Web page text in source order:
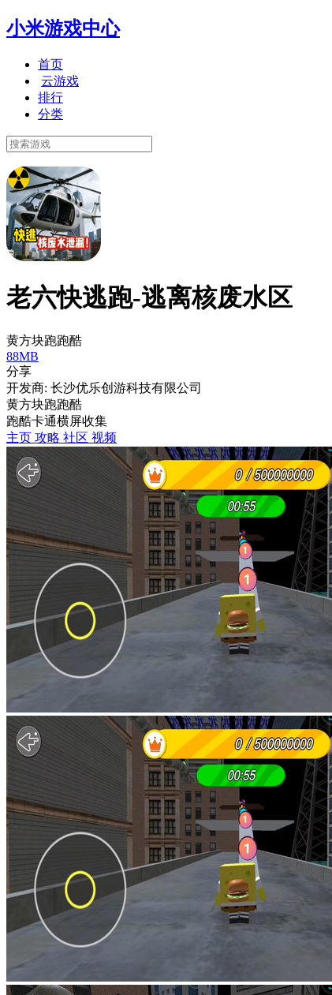
小米游戏中心
首页
云游戏
排行
分类
老六快逃跑-逃离核废水区
黄方块跑跑酷
88MB
分享
开发商: 长沙优乐创游科技有限公司
黄方块跑跑酷
跑酷卡通横屏收集
主页 攻略 社区 视频